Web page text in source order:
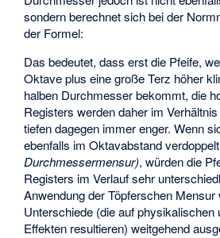
sondern berechnet sich bei der
der Formel:
Das bedeutet, dass erst die Pfeife,
Oktave plus eine große Terz höher
halben Durchmesser bekommt, die
Registers werden daher im
tiefen dagegen immer enger. Wenn
ebenfalls im Oktavabstand
Durchmessermensur), würden die
Registers im Verlauf sehr
Anwendung der Töpferschen
Unterschiede (die auf physikalischen
Effekten resultieren) weitgehend